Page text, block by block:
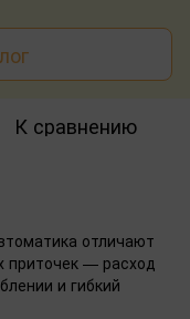
К сравнению
отличают
приточек — расход
и гибкий